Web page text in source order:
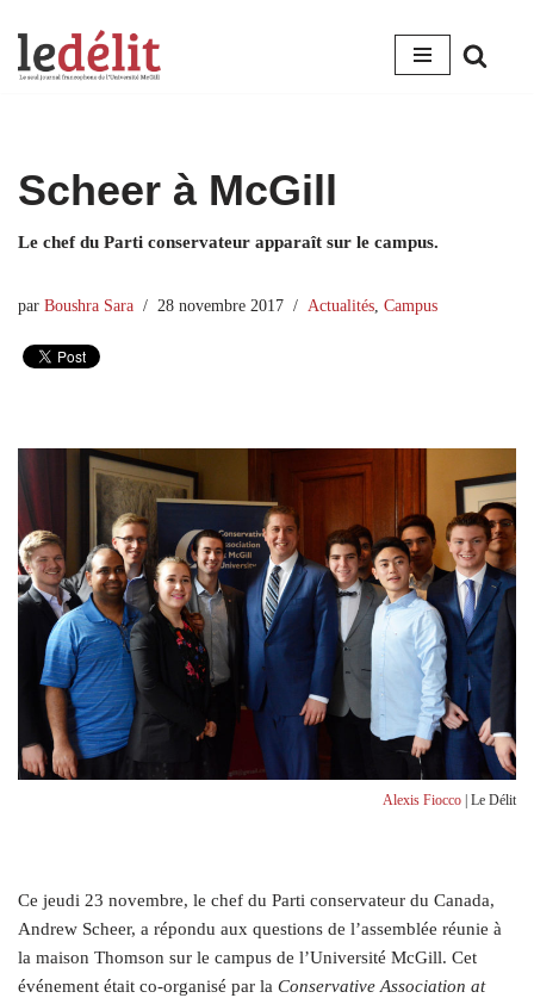
Aller
Scheer à McGill
Le chef du Parti conservateur apparaît sur le campus.
par Boushra Sara 28 novembre 2017 Actualités Campus
Alexis Fiocco | Le Délit
Ce jeudi 23 novembre, le chef du Parti conservateur du Canada,
Andrew Scheer, a répondu aux questions de l’assemblée réunie à
la maison Thomson sur le campus de l’Université McGill. Cet
événement était co-organisé par la Conservative Association at